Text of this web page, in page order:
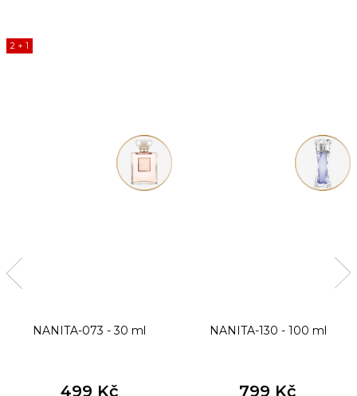
2 + 1
NANITA-073 - 30 ml
499 Kč
NANITA-130 - 100 ml
799 Kč